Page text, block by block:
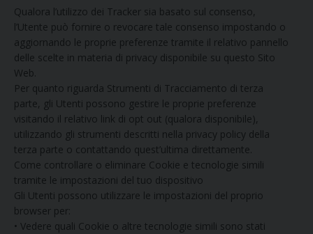
Qualora l’utilizzo dei Tracker sia basato sul consenso,
l’Utente può fornire o revocare tale consenso impostando o
aggiornando le proprie preferenze tramite il relativo pannello
delle scelte in materia di privacy disponibile su questo Sito
Web.
Per quanto riguarda Strumenti di Tracciamento di terza
parte, gli Utenti possono gestire le proprie preferenze
visitando il relativo link di opt out (qualora disponibile),
utilizzando gli strumenti descritti nella privacy policy della
terza parte o contattando quest’ultima direttamente.
Come controllare o eliminare Cookie e tecnologie simili
tramite le impostazioni del tuo dispositivo
Gli Utenti possono utilizzare le impostazioni del proprio
browser per:
• Vedere quali Cookie o altre tecnologie simili sono stati